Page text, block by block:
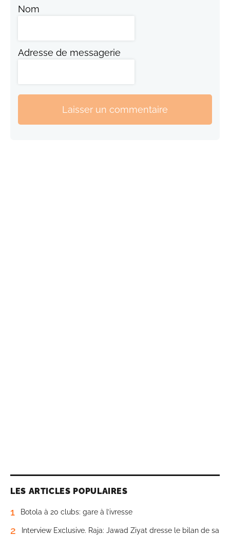
Nom
Adresse de messagerie
Laisser un commentaire
LES ARTICLES POPULAIRES
1 Botola à 20 clubs: gare à l’ivresse
2
Interview Exclusive. Raja: Jawad Ziyat dresse le bilan de sa